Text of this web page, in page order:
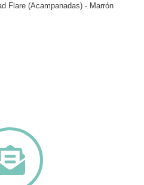
Flare (Acampanadas) - Marrón